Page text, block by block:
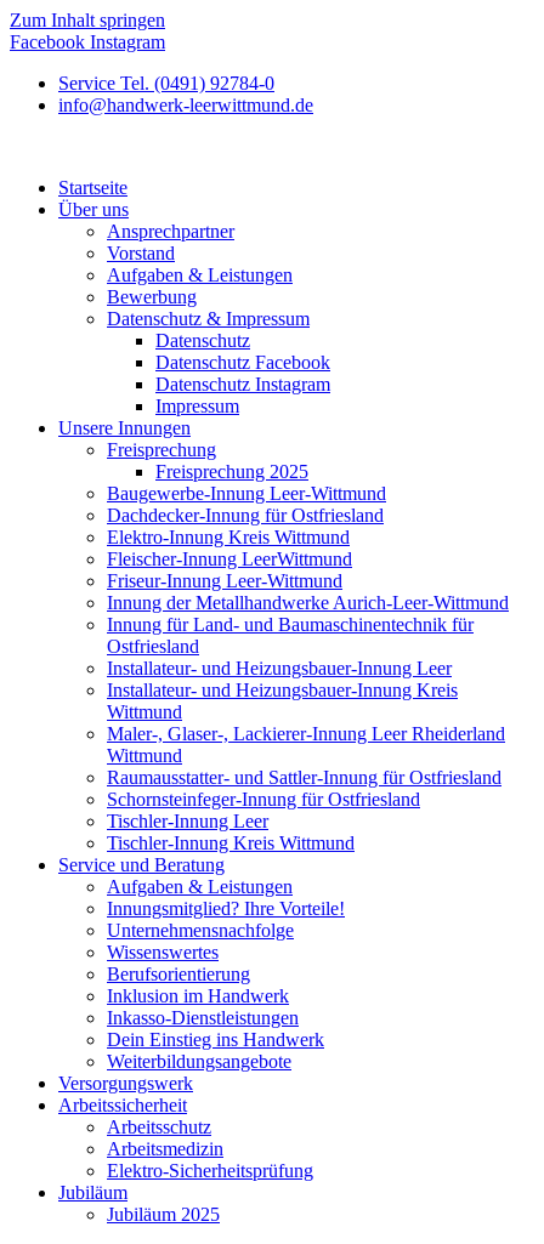
Zum Inhalt springen
Facebook Instagram
Service Tel. (0491) 92784-0
info@handwerk-leerwittmund.de
Startseite
Über uns
Ansprechpartner
Vorstand
Aufgaben & Leistungen
Bewerbung
Datenschutz & Impressum
Datenschutz
Datenschutz Facebook
Datenschutz Instagram
Impressum
Unsere Innungen
Freisprechung
Freisprechung 2025
Baugewerbe-Innung Leer-Wittmund
Dachdecker-Innung für Ostfriesland
Elektro-Innung Kreis Wittmund
Fleischer-Innung LeerWittmund
Friseur-Innung Leer-Wittmund
Innung der Metallhandwerke Aurich-Leer-Wittmund
Innung für Land- und Baumaschinentechnik für
Ostfriesland
Installateur- und Heizungsbauer-Innung Leer
Installateur- und Heizungsbauer-Innung Kreis
Wittmund
Maler-, Glaser-, Lackierer-Innung Leer Rheiderland
Wittmund
Raumausstatter- und Sattler-Innung für Ostfriesland
Schornsteinfeger-Innung für Ostfriesland
Tischler-Innung Leer
Tischler-Innung Kreis Wittmund
Service und Beratung
Aufgaben & Leistungen
Innungsmitglied? Ihre Vorteile!
Unternehmensnachfolge
Wissenswertes
Berufsorientierung
Inklusion im Handwerk
Inkasso-Dienstleistungen
Dein Einstieg ins Handwerk
Weiterbildungsangebote
Versorgungswerk
Arbeitssicherheit
Arbeitsschutz
Arbeitsmedizin
Elektro-Sicherheitsprüfung
Jubiläum
Jubiläum 2025